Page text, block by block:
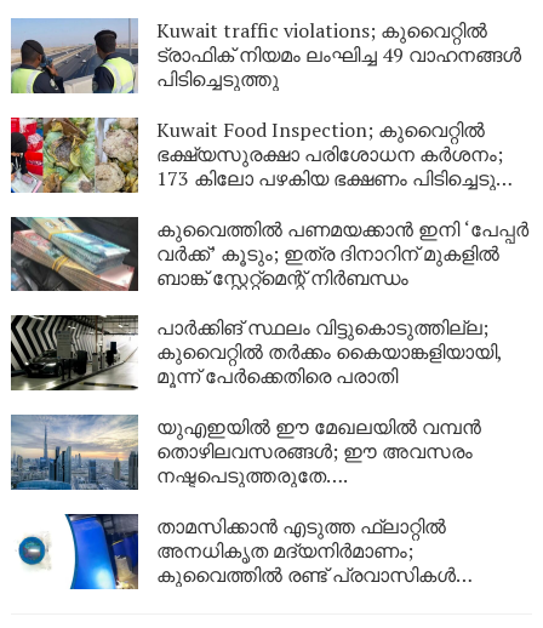
Kuwait traffic violations; കുവൈറ്റിൽ
ട്രാഫിക് നിയമം ലംഘിച്ച 49 വാഹനങ്ങൾ
പിടിച്ചെടുത്തു
Kuwait Food Inspection; കുവൈറ്റിൽ
ഭക്ഷ്യസുരക്ഷാ പരിശോധന കർശനം;
173 കിലോ പഴകിയ ഭക്ഷണം പിടിച്ചെടുത്ത്
കുവൈത്തിൽ പണമയക്കാൻ ഇനി ‘പേപ്പർ
വർക്ക്’ കൂടും; ഇത്ര ദിനാറിന് മുകളിൽ
ബാങ്ക് സ്റ്റേറ്റ്മെന്റ് നിർബന്ധം
പാർക്കിങ് സ്ഥലം വിട്ടുകൊടുത്തില്ല;
കുവൈറ്റിൽ തർക്കം കൈയാങ്കളിയായി,
മൂന്ന് പേർക്കെതിരെ പരാതി
യുഎഇയിൽ ഈ മേഖലയിൽ വമ്പൻ
തൊഴിലവസരങ്ങൾ; ഈ അവസരം
നഷ്ടപെടുത്തരുതേ….
താമസിക്കാൻ എടുത്ത ഫ്ലാറ്റിൽ
അനധികൃത മദ്യനിർമാണം;
കുവൈത്തിൽ രണ്ട് പ്രവാസികൾ